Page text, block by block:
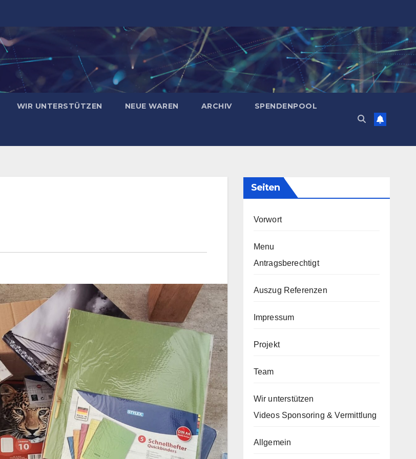
WIR UNTERSTÜTZEN NEUE WAREN ARCHIV SPENDENPOOL
Seiten
Vorwort
Menu
Antragsberechtigt
Auszug Referenzen
Impressum
Projekt
Team
Wir unterstützen
Videos Sponsoring & Vermittlung
Allgemein